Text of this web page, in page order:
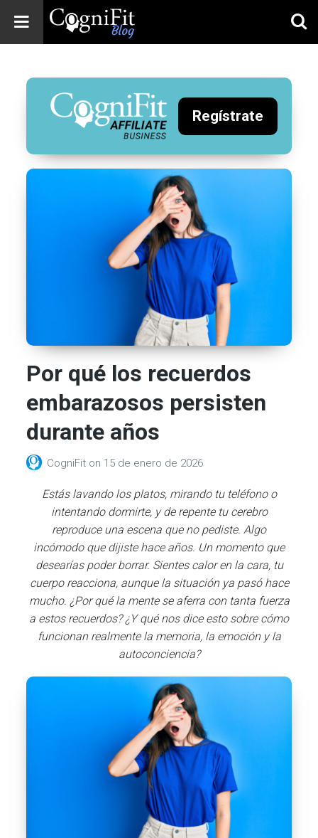
Blog: Brain
Health
News
Brain Training,
Mental Health, and
Wellness
Regístrate
Por qué los recuerdos
embarazosos persisten
durante años
CogniFit on 15 de enero de 2026
Estás lavando los platos, mirando tu teléfono o
intentando dormirte, y de repente tu cerebro
reproduce una escena que no pediste. Algo
incómodo que dijiste hace años. Un momento que
desearías poder borrar. Sientes calor en la cara, tu
cuerpo reacciona, aunque la situación ya pasó hace
mucho. ¿Por qué la mente se aferra con tanta fuerza
a estos recuerdos? ¿Y qué nos dice esto sobre cómo
funcionan realmente la memoria, la emoción y la
autoconciencia?